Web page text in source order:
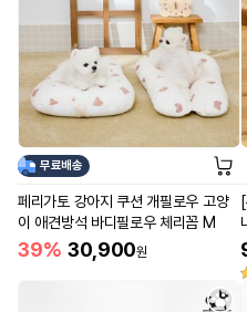
무료배송
페리가토 강아지 쿠션 개필로우 고양
이 애견방석 바디필로우 체리꼼 M
39% 30,900원